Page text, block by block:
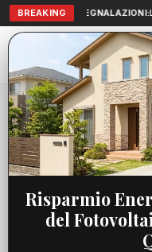
BREAKING SEGNALAZIONI:
Aranova • NET
PORTALE UTILE AL
Risparmio
del